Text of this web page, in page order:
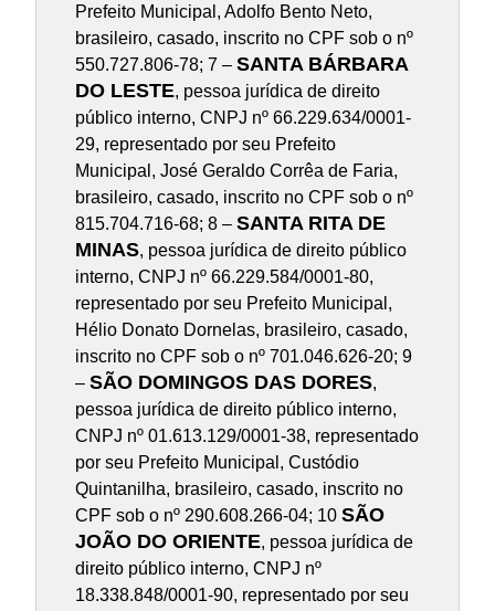
Prefeito Municipal, Adolfo Bento Neto,
brasileiro, casado, inscrito no CPF sob o nº
550.727.806-78; 7 –SANTA BÁRBARA
DO LESTE, pessoa jurídica de direito
público interno, CNPJ nº 66.229.634/0001-
29, representado por seu Prefeito
Municipal, José Geraldo Corrêa de Faria,
brasileiro, casado, inscrito no CPF sob o nº
815.704.716-68; 8 –SANTA RITA DE
MINAS, pessoa jurídica de direito público
interno, CNPJ nº 66.229.584/0001-80,
representado por seu Prefeito Municipal,
Hélio Donato Dornelas, brasileiro, casado,
inscrito no CPF sob o nº 701.046.626-20; 9
–SÃO DOMINGOS DAS DORES,
pessoa jurídica de direito público interno,
CNPJ nº 01.613.129/0001-38, representado
por seu Prefeito Municipal, Custódio
Quintanilha, brasileiro, casado, inscrito no
CPF sob o nº 290.608.266-04; 10SÃO
JOÃO DO ORIENTE, pessoa jurídica de
direito público interno, CNPJ nº
18.338.848/0001-90, representado por seu